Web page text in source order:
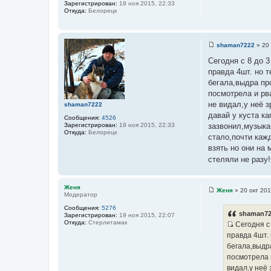
Зарегистрирован: 19 ноя 2015, 22:33
Откуда: Белорецк
shaman7222
Сообщения: 4526
Зарегистрирован: 19 ноя 2015, 22:33
Откуда: Белорецк
о
б
е
н
е
shaman7222 » 20
Сегодня с 8 до
правда 4шт. но
бегала,выдра
посмотрела и
не видал,у неё
давай у куста
стало,почти
взять но они на
стеляли не
Женя
Модератор
Сообщения: 5276
Зарегистрирован: 19 ноя 2015, 22:07
Откуда: Стерлитамак
Женя» 20 окт
И
с
т
о
Сегодня
правда 4шт.
посмотрела
видал,у неё